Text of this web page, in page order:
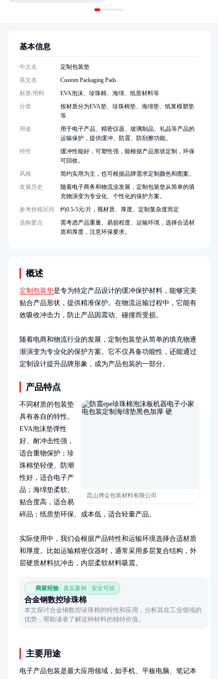
概述
定制包装垫是专为特定产品设计的缓冲保护材料，能够完美
贴合产品形状，提供精准保护。在物流运输过程中，它能有
效吸收冲击力，防止产品因震动、碰撞而受损。
随着电商和物流行业的发展，定制包装垫从简单的填充物逐
渐演变为专业化的保护方案。它不仅具备功能性，还能通过
定制设计提升品牌形象，成为产品包装的一部分。
产品特点
昆山博众包装材料有限公司
不同材质的包装垫
具有各自的特性。
EVA泡沫垫弹性
好、耐冲击性强，
适合重物保护；珍
珠棉垫轻便、防潮
性好，适合电子产
品；海绵垫柔软、
贴合度高，适合易
碎品；纸质垫环保、成本低，适合轻量产品。
实际使用中，我们会根据产品特性和运输环境选择合适材质
和厚度。比如运输精密仪器时，通常采用多层复合结构，外
层硬质材料抗冲击，内层柔软材料吸震。
商家经验 真实案例 · 安全可信
合金钢数控珍珠棉
本文探讨合金钢数控珍珠棉的特性和应用，分析其在工业领域的
优势，帮助读者了解这种材料的独特价值。
主要用途
电子产品包装是最大应用领域，如手机、平板电脑、笔记本
基本信息
中文名
定制包装垫
英文名
Custom Packaging Pads
材质/用料
EVA泡沫、珍珠棉、海绵、纸质材料等
分类
按材质分为EVA垫、珍珠棉垫、海绵垫、纸浆模塑垫
等
用途
用于电子产品、精密仪器、玻璃制品、礼品等产品的
运输保护，提供缓冲、防震、防刮擦功能。
特性
缓冲性能好，可塑性强，能根据产品形状定制，环保
可回收。
风格
简约实用为主，也可根据品牌需求定制颜色和图案。
发展历史
随着电子商务和物流业发展，定制包装垫从简单的填
充物演变为专业化、个性化的保护方案。
参考价格区间
约0.5-5元/片，视材质、厚度、定制复杂度而定
选购要点
需考虑产品重量、易损程度、运输环境，选择合适材
质和厚度，注意环保要求。